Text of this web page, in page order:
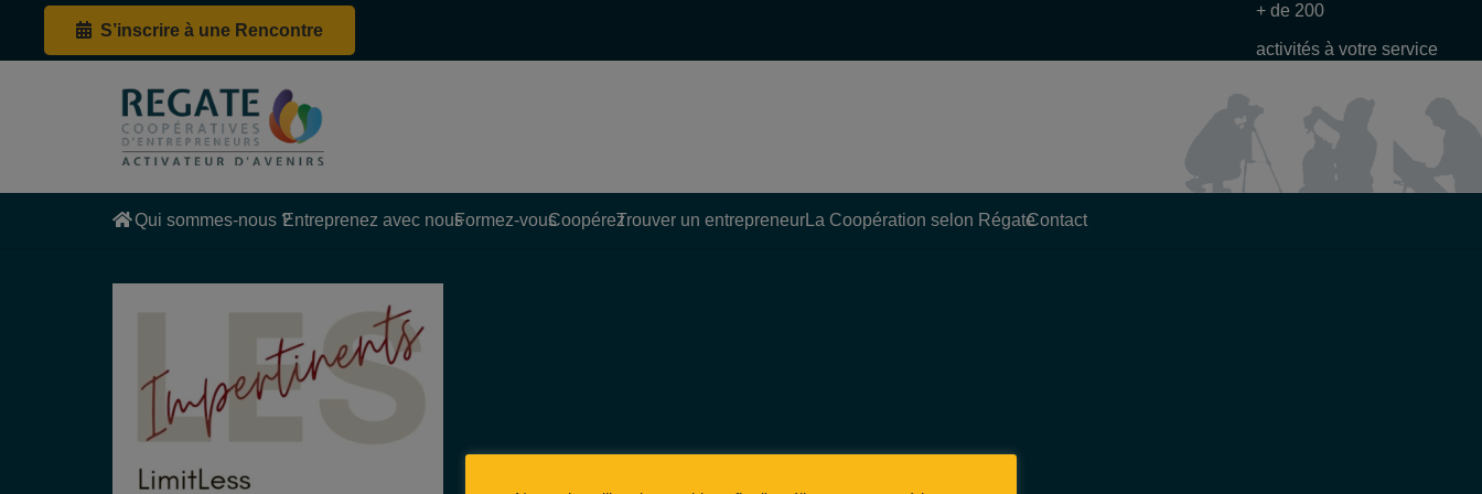
S’inscrire à une Rencontre
+ de 200
activités à votre service
Qui sommes-nous ?Entreprenez avec nousFormez-vousCoopérezTrouver un entrepreneurLa Coopération selon RégateContact